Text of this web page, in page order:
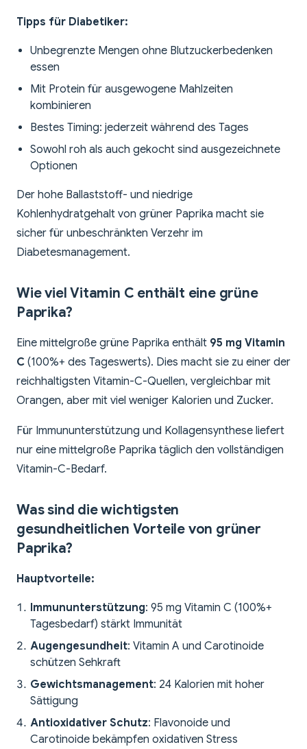
Tipps für Diabetiker:
Unbegrenzte Mengen ohne Blutzuckerbedenken
essen
Mit Protein für ausgewogene Mahlzeiten
kombinieren
Bestes Timing: jederzeit während des Tages
Sowohl roh als auch gekocht sind ausgezeichnete
Optionen
Der hohe Ballaststoff- und niedrige
Kohlenhydratgehalt von grüner Paprika macht sie
sicher für unbeschränkten Verzehr im
Diabetesmanagement.
Wie viel Vitamin C enthält eine grüne
Paprika?
Eine mittelgroße grüne Paprika enthält 95 mg Vitamin
C (100%+ des Tageswerts). Dies macht sie zu einer der
reichhaltigsten Vitamin-C-Quellen, vergleichbar mit
Orangen, aber mit viel weniger Kalorien und Zucker.
Für Immununterstützung und Kollagensynthese liefert
nur eine mittelgroße Paprika täglich den vollständigen
Vitamin-C-Bedarf.
Was sind die wichtigsten
gesundheitlichen Vorteile von grüner
Paprika?
Hauptvorteile:
Immununterstützung: 95 mg Vitamin C (100%+
Tagesbedarf) stärkt Immunität
Augengesundheit: Vitamin A und Carotinoide
schützen Sehkraft
Gewichtsmanagement: 24 Kalorien mit hoher
Sättigung
Antioxidativer Schutz: Flavonoide und
Carotinoide bekämpfen oxidativen Stress